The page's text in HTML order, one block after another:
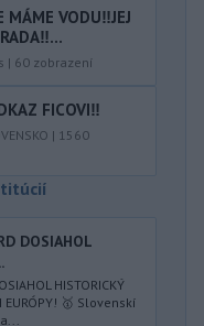
MÁME VODU‼️JEJ
| 60 zobrazení
FICOVI‼️
| 1560
DOSIAHOL
HISTORICKÝ
EURÓPY! 🥇 Slovenskí